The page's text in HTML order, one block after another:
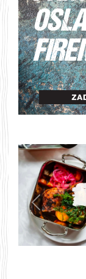
Předchozí